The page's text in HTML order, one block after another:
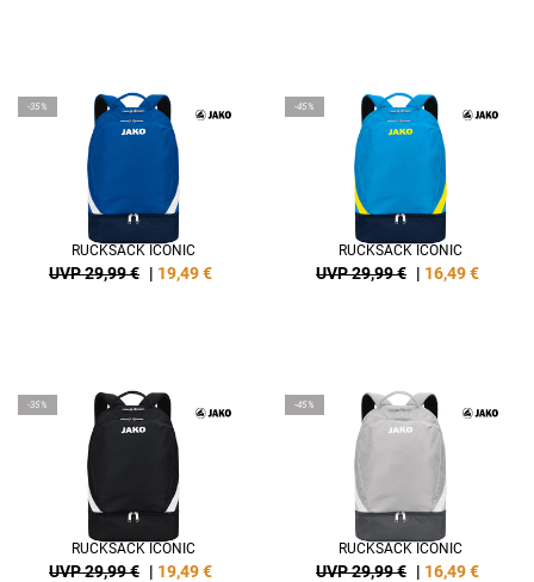
-35%
RUCKSACK ICONIC
UVP 29,99 € | 19,49€
-45%
RUCKSACK ICONIC
UVP 29,99 € | 16,49€
-35%
RUCKSACK ICONIC
UVP 29,99 € | 19,49€
-45%
RUCKSACK ICONIC
UVP 29,99 € | 16,49€